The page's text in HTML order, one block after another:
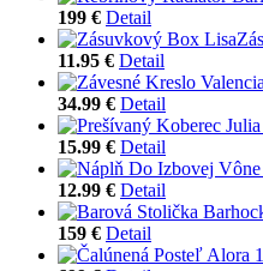
199 € Detail
11.95 € Detail
34.99 € Detail
15.99 € Detail
12.99 € Detail
159 € Detail